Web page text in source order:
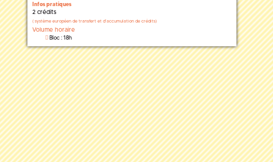
Infos pratiques
2 crédits
( système européen de transfert et d'accumulation de crédits)
Volume horaire
Bloc : 18h